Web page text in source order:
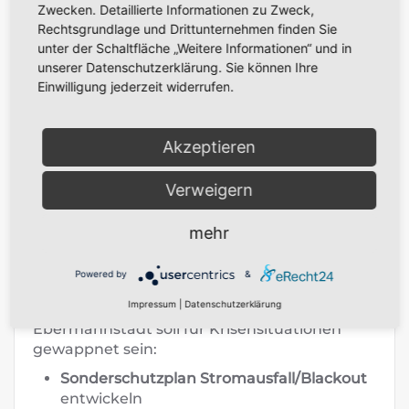
Wir tragen aktiv zur Energiewende bei:
Windkraft: Windräder im Bereich Lange
Meile Süd mit Bürgerbeteiligung
Solarenergie: Großflächige PV-Anlagen
Biomasseheizkraftwerk: Wärmenetz
erweitern
Wärmekonzept bis 2028gemeinsam mit
Unterleinleiter und Wiesenttal entwickeln
Krisensicherheit und Vorsorge
Ebermannstadt soll für Krisensituationen
gewappnet sein:
Sonderschutzplan Stromausfall/Blackout
entwickeln
Zwecken. Detaillierte Informationen zu Zweck,
Rechtsgrundlage und Drittunternehmen finden Sie
unter der Schaltfläche „Weitere Informationen“ und in
unserer Datenschutzerklärung. Sie können Ihre
Einwilligung jederzeit widerrufen.
Akzeptieren
Verweigern
mehr
Powered by &
Impressum Datenschutzerklärung